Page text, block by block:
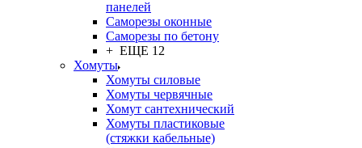
панелей
Саморезы оконные
Саморезы по бетону
+ ЕЩЕ 12
Хомуты
Хомуты силовые
Хомуты червячные
Хомут сантехнический
Хомуты пластиковые
(стяжки кабельные)